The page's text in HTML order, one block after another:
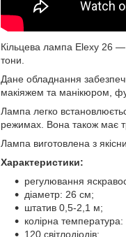
Кільцева лампа Elexy 26 —
тони.
Дане обладнання
макіяжем та манікюром,
Лампа легко
режимах. Вона також має
Лампа виготовлена з
Характеристики:
регулювання
діаметр: 26 см;
штатив 0,5-2,1 м;
колірна
120 світлодіодів;